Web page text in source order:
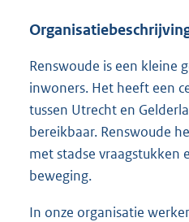
Renswoude is een kleine
inwoners. Het heeft een
tussen Utrecht en
bereikbaar. Renswoude
met stadse vraagstukken
beweging.
In onze organisatie